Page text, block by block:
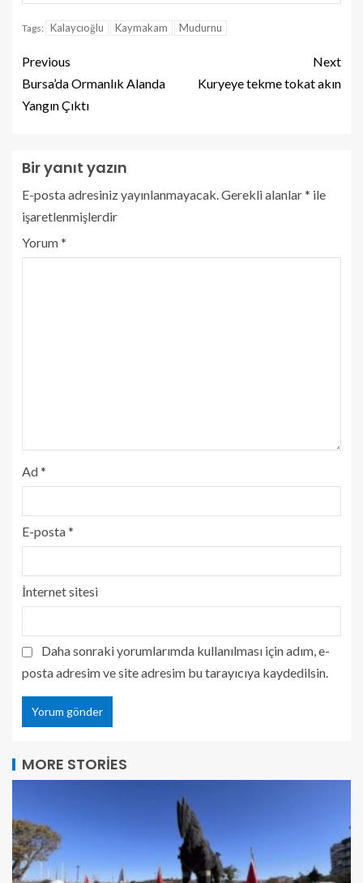
Tags: Kalaycıoğlu Kaymakam Mudurnu
Previous
Bursa’da Ormanlık Alanda
Yangın Çıktı
Next
Kuryeye tekme tokat akın
Bir yanıt yazın
E-posta adresiniz yayınlanmayacak.Gerekli alanlar* ile
işaretlenmişlerdir
Yorum*
Ad*
E-posta*
İnternet sitesi
Daha sonraki yorumlarımda kullanılması için adım, e-
posta adresim ve site adresim bu tarayıcıya kaydedilsin.
MORE STORIES